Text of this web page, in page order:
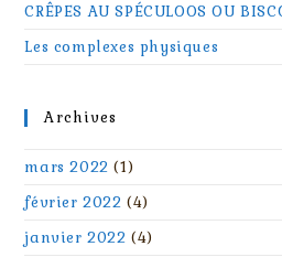
CRÊPES AU SPÉCULOOS OU
Les complexes physiques
Archives
mars 2022 (1)
février 2022 (4)
janvier 2022 (4)